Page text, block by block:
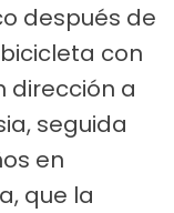
después de
con
dirección a
seguida
en
que la